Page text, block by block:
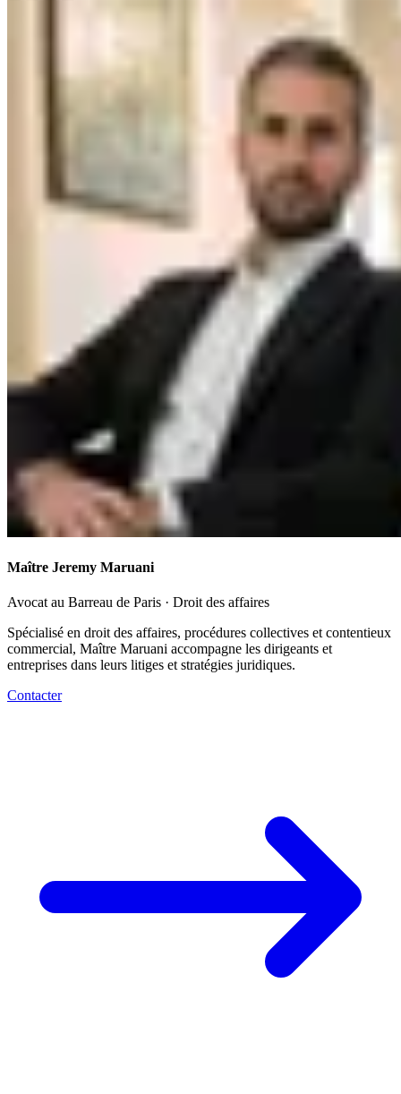
Maître Jeremy Maruani
Avocat au Barreau de Paris · Droit des affaires
Spécialisé en droit des affaires, procédures collectives et contentieux
commercial, Maître Maruani accompagne les dirigeants et
entreprises dans leurs litiges et stratégies juridiques.
Contacter